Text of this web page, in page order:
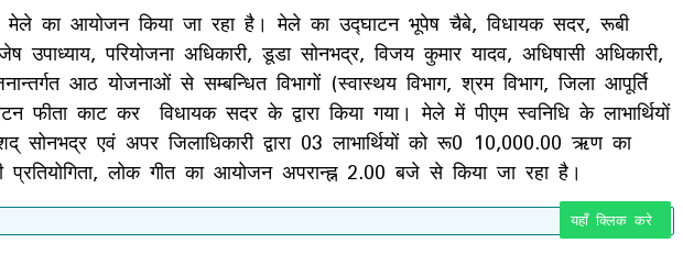
मेले का आयोजन किया जा रहा है। मेले का उद्घाटन भूपेष चैबे, विधायक सदर, रूबी
परियोजना अधिकारी, डूडा सोनभद्र, विजय कुमार यादव, अधिषासी अधिकारी,
आठ योजनाओं से सम्बन्धित विभागों (स्वास्थय विभाग, श्रम विभाग, जिला आपूर्ति
फीता काट कर विधायक सदर के द्वारा किया गया। मेले में पीएम स्वनिधि के लाभार्थियों
सोनभद्र एवं अपर जिलाधिकारी द्वारा 03 लाभार्थियों को रू0 10,000.00 ऋण का
प्रतियोगिता, लोक गीत का आयोजन अपरान्ह्न 2.00 बजे से किया जा रहा है।
यहाँ क्लिक करे